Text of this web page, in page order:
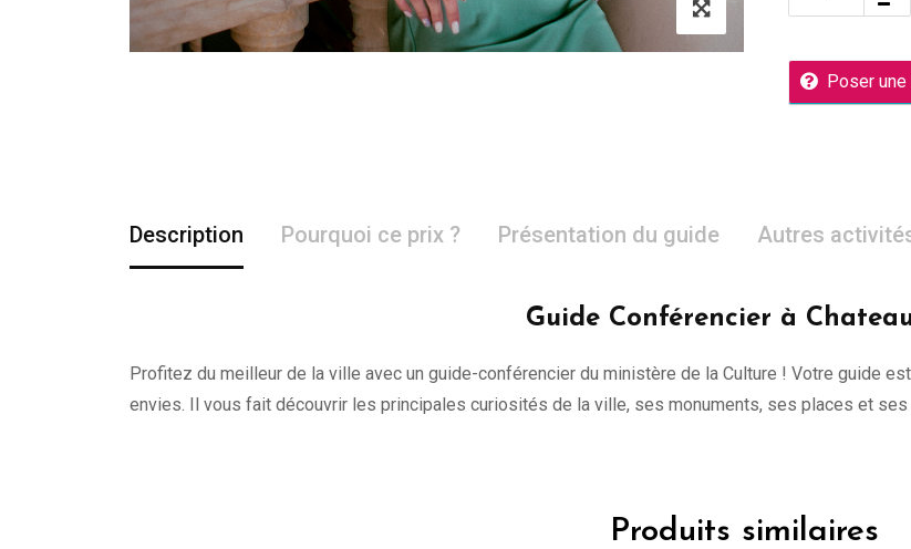
Poser
Description Pourquoi ce prix ? Présentation du guide Autres
Guide Conférencier à
Profitez du meilleur de la ville avec un guide-conférencier du ministère de la Culture ! Votre guide
envies. Il vous fait découvrir les principales curiosités de la ville, ses monuments, ses places et
Produits similaires